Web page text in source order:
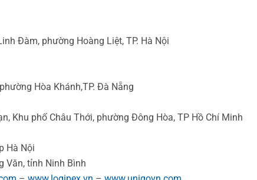
Đàm, phường Hoàng Liệt, TP. Hà Nội
Hòa Khánh,TP. Đà Nẵng
Khu phố Châu Thới, phường Đông Hòa, TP Hồ Chí Minh
Hà Nội
Văn, tỉnh Ninh Bình